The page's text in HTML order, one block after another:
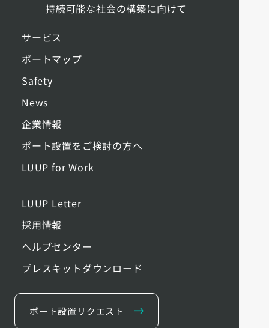
持続可能な社会の構築に向けて
サービス
ポートマップ
Safety
News
企業情報
ポート設置をご検討の方へ
LUUP for Work
LUUP Letter
採用情報
ヘルプセンター
プレスキットダウンロード
ポート設置リクエスト